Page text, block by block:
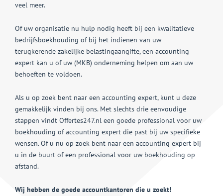
veel meer.
Of uw organisatie nu hulp nodig heeft bij een kwalitatieve
bedrijfsboekhouding of bij het indienen van uw
terugkerende zakelijke belastingaangifte, een accounting
expert kan u of uw (MKB) onderneming helpen om aan uw
behoeften te voldoen.
Als u op zoek bent naar een accounting expert, kunt u deze
gemakkelijk vinden bij ons. Met slechts drie eenvoudige
stappen vindt Offertes247.nl een goede professional voor uw
boekhouding of accounting expert die past bij uw specifieke
wensen. Of u nu op zoek bent naar een accounting expert bij
u in de buurt of een professional voor uw boekhouding op
afstand.
Wij hebben de goede accountkantoren die u zoekt!